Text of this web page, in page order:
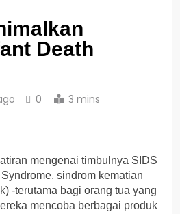
Death
0 3 mins
mengenai timbulnya SIDS
sindrom kematian
-terutama bagi orang tua yang
mencoba berbagai produk